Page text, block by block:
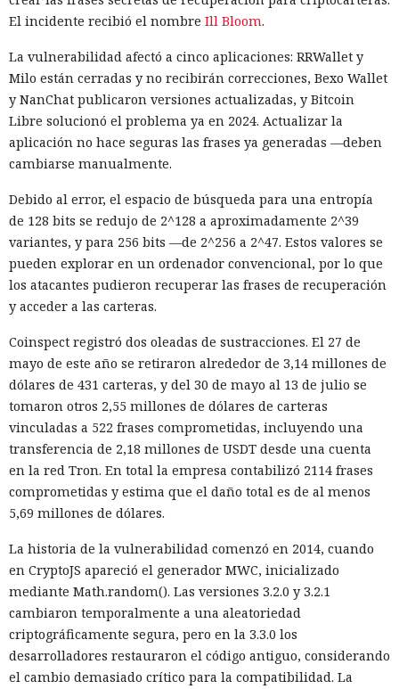
El incidente recibió el nombre Ill Bloom.
La vulnerabilidad afectó a cinco aplicaciones: RRWallet y
Milo están cerradas y no recibirán correcciones, Bexo Wallet
y NanChat publicaron versiones actualizadas, y Bitcoin
Libre solucionó el problema ya en 2024. Actualizar la
aplicación no hace seguras las frases ya generadas —deben
cambiarse manualmente.
Debido al error, el espacio de búsqueda para una entropía
de 128 bits se redujo de 2^128 a aproximadamente 2^39
variantes, y para 256 bits —de 2^256 a 2^47. Estos valores se
pueden explorar en un ordenador convencional, por lo que
los atacantes pudieron recuperar las frases de recuperación
y acceder a las carteras.
Coinspect registró dos oleadas de sustracciones. El 27 de
mayo de este año se retiraron alrededor de 3,14 millones de
dólares de 431 carteras, y del 30 de mayo al 13 de julio se
tomaron otros 2,55 millones de dólares de carteras
vinculadas a 522 frases comprometidas, incluyendo una
transferencia de 2,18 millones de USDT desde una cuenta
en la red Tron. En total la empresa contabilizó 2114 frases
comprometidas y estima que el daño total es de al menos
5,69 millones de dólares.
La historia de la vulnerabilidad comenzó en 2014, cuando
en CryptoJS apareció el generador MWC, inicializado
mediante Math.random(). Las versiones 3.2.0 y 3.2.1
cambiaron temporalmente a una aleatoriedad
criptográficamente segura, pero en la 3.3.0 los
desarrolladores restauraron el código antiguo, considerando
el cambio demasiado crítico para la compatibilidad. La